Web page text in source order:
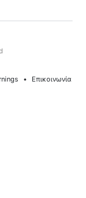
⠀•⠀ Επικοινωνία